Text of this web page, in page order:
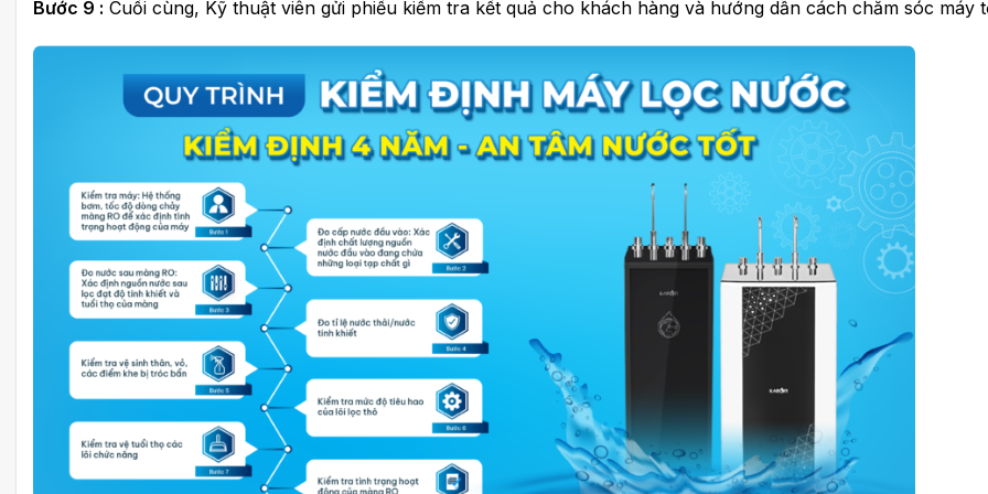
Bước 9 : Cuối cùng, Kỹ thuật viên gửi phiếu kiểm tra kết quả cho khách hàng và hướng dẫn cách chăm sóc máy